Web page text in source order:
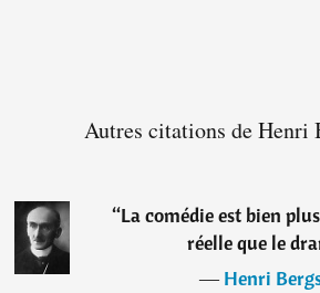
Autres citations de Henri
“La comédie est bien
réelle que le
―Henri